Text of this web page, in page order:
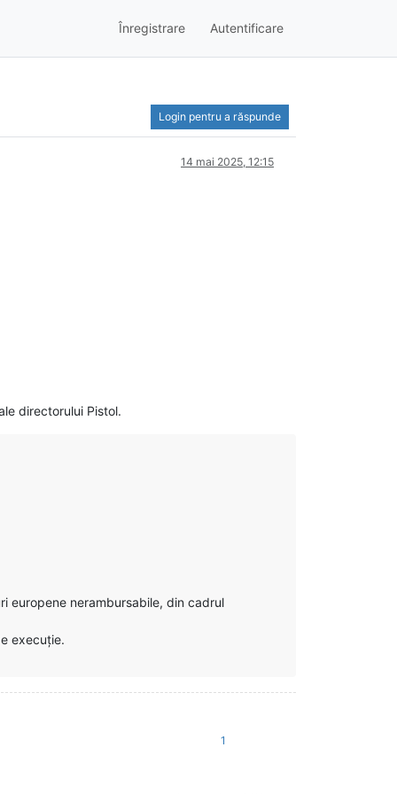
Înregistrare Autentificare
Login pentru a răspunde
14 mai 2025, 12:15
directorului Pistol.
europene nerambursabile, din cadrul
execuție.
1